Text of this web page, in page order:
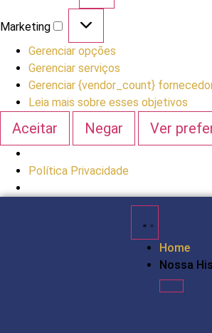
Marketing
Gerenciar opções
Gerenciar serviços
Gerenciar {vendor_count}
Leia mais sobre esses objetivos
Aceitar Negar Ver
Política Privacidade
Home
Nossa